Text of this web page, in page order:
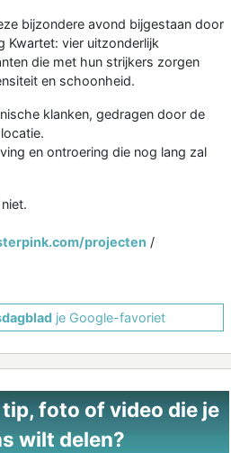
bijzondere avond bijgestaan door
Kwartet: vier uitzonderlijk
die met hun strijkers zorgen
en schoonheid.
klanken, gedragen door de
en ontroering die nog lang zal
projecten /
je Google-favoriet
tip, foto of video die je
wilt delen?